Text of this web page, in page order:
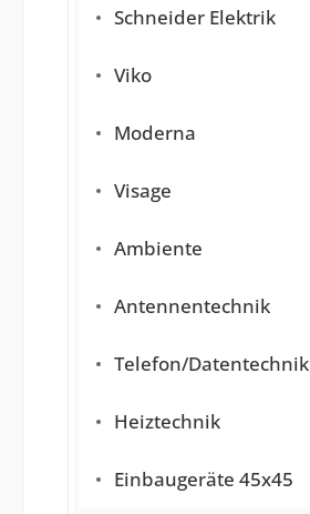
Schneider Elektrik
Viko
Moderna
Visage
Ambiente
Antennentechnik
Telefon/Datentechnik
Heiztechnik
Einbaugeräte 45x45